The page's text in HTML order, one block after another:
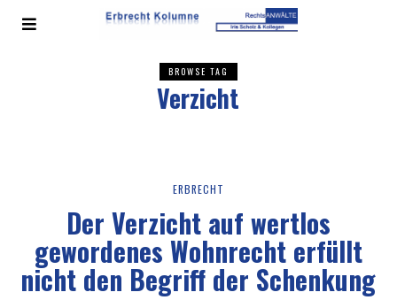
BROWSE TAG
Verzicht
ERBRECHT
Der Verzicht auf wertlos
gewordenes Wohnrecht erfüllt
nicht den Begriff der Schenkung